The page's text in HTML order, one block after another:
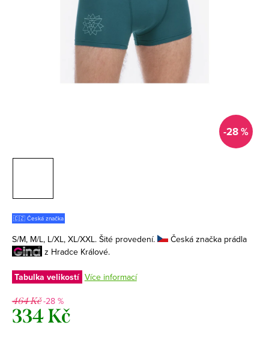
-28 %
🇨🇿 Česká značka
S/M, M/L, L/XL, XL/XXL. Šité provedení.
Česká značka prádla
z Hradce Králové.
Tabulka velikostí Více informací
464 Kč-28 %
334 Kč